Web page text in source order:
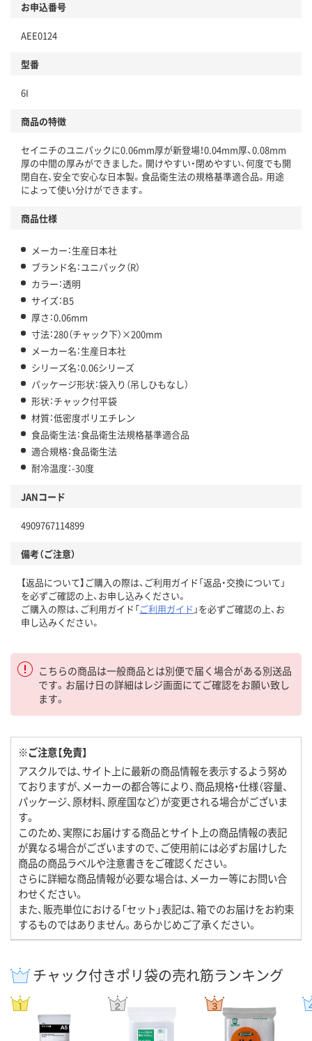
お申込番号
AEE0124
型番
6I
商品の特徴
セイニチのユニパックに0.06mm厚が新登場！0.04mm厚、0.08mm
厚の中間の厚みができました。開けやすい・閉めやすい、何度でも開
閉自在、安全で安心な日本製。食品衛生法の規格基準適合品。用途
によって使い分けができます。
商品仕様
メーカー：生産日本社
ブランド名：ユニパック（R）
カラー：透明
サイズ：B5
厚さ：0.06mm
寸法：280（チャック下）×200mm
メーカー名：生産日本社
シリーズ名：0.06シリーズ
パッケージ形状：袋入り（吊しひもなし）
形状：チャック付平袋
材質：低密度ポリエチレン
食品衛生法：食品衛生法規格基準適合品
適合規格：食品衛生法
耐冷温度：-30度
JANコード
4909767114899
備考（ご注意）
【返品について】ご購入の際は、ご利用ガイド「返品・交換について」
を必ずご確認の上、お申し込みください。
ご購入の際は、ご利用ガイド「ご利用ガイド 」を必ずご確認の上、お
申し込みください。
こちらの商品は一般商品とは別便で届く場合がある別送品
です。お届け日の詳細はレジ画面にてご確認をお願い致し
ます。
※ご注意【免責】
アスクルでは、サイト上に最新の商品情報を表示するよう努め
ておりますが、メーカーの都合等により、商品規格・仕様（容量、
パッケージ、原材料、原産国など）が変更される場合がございま
す。
このため、実際にお届けする商品とサイト上の商品情報の表記
が異なる場合がございますので、ご使用前には必ずお届けした
商品の商品ラベルや注意書きをご確認ください。
さらに詳細な商品情報が必要な場合は、メーカー等にお問い合
わせください。
また、販売単位における「セット」表記は、箱でのお届けをお約束
するものではありません。あらかじめご了承ください。
チャック付きポリ袋の売れ筋ランキング